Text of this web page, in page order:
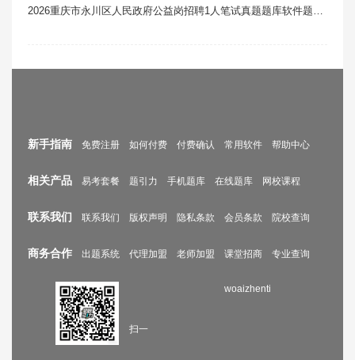
新手指南 免费注册 如何付费 付费确认 常用软件 帮助中心
相关产品 易考套餐 题引力 手机题库 在线题库 网校课程
联系我们 联系我们 版权声明 隐私条款 会员条款 院校查询
商务合作 出题系统 代理加盟 老师加盟 课堂招商 专业查询
扫一
woaizhenti